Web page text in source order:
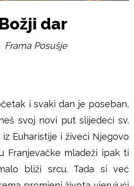
dar
Frama Posušje
i svaki dan je poseban,
svoj novi put slijedeći sv.
Euharistije i živeći Njegovo
Franjevačke mladeži ipak ti
bliži srcu. Tada si već